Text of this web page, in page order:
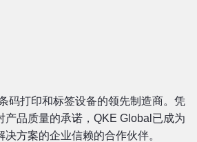
码打印和标签设备的领先制造商。凭
产品质量的承诺，QKE Global已成为
方案的企业信赖的合作伙伴。